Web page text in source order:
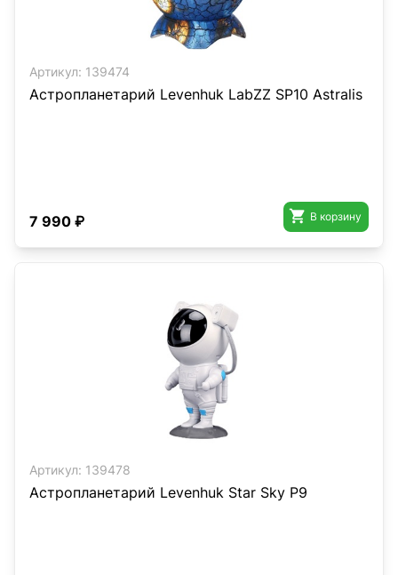
Артикул: 139474
Астропланетарий Levenhuk LabZZ SP10 Astralis
7 990 ₽  В корзину
Артикул: 139478
Астропланетарий Levenhuk Star Sky P9